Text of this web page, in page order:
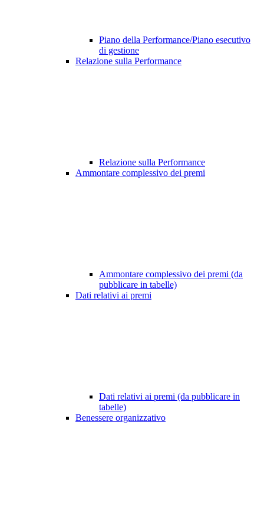
Piano della Performance/Piano esecutivo
di gestione
Relazione sulla Performance
Relazione sulla Performance
Ammontare complessivo dei premi
Ammontare complessivo dei premi (da
pubblicare in tabelle)
Dati relativi ai premi
Dati relativi ai premi (da pubblicare in
tabelle)
Benessere organizzativo